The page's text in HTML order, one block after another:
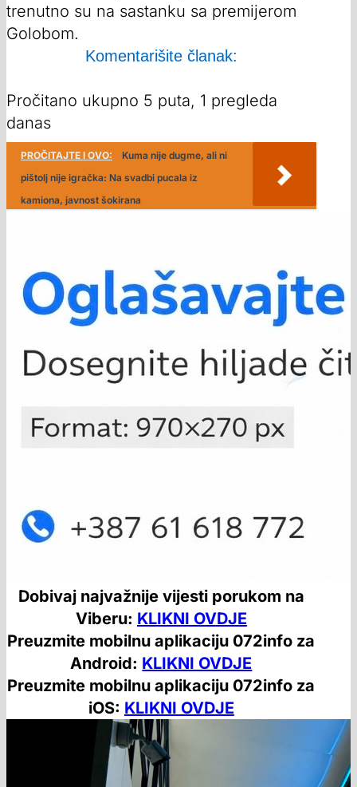
trenutno su na sastanku sa premijerom
Golobom.
Komentarišite članak:
Pročitano ukupno 5 puta, 1 pregleda
danas
PROČITAJTE I OVO:
Kuma nije dugme, ali ni
pištolj nije igračka: Na svadbi pucala iz
kamiona, javnost šokirana
Dobivaj najvažnije vijesti porukom na
Viberu: KLIKNI OVDJE
Preuzmite mobilnu aplikaciju 072info za
Android: KLIKNI OVDJE
Preuzmite mobilnu aplikaciju 072info za
iOS: KLIKNI OVDJE